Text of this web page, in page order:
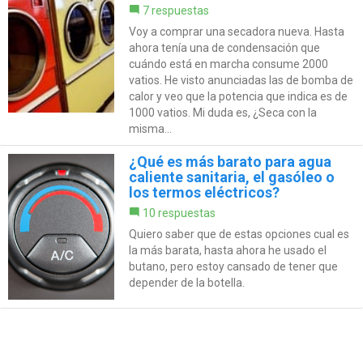
7 respuestas
Voy a comprar una secadora nueva. Hasta
ahora tenía una de condensación que
cuándo está en marcha consume 2000
vatios. He visto anunciadas las de bomba de
calor y veo que la potencia que indica es de
1000 vatios. Mi duda es, ¿Seca con la
misma...
¿Qué es más barato para agua
caliente sanitaria, el gasóleo o
los termos eléctricos?
10 respuestas
Quiero saber que de estas opciones cual es
la más barata, hasta ahora he usado el
butano, pero estoy cansado de tener que
depender de la botella.